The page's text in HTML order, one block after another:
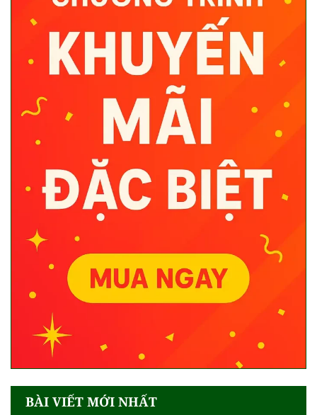
BÀI VIẾT MỚI NHẤT